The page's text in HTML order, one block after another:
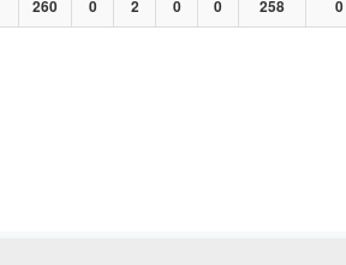
260 0 2 0 0 258 0